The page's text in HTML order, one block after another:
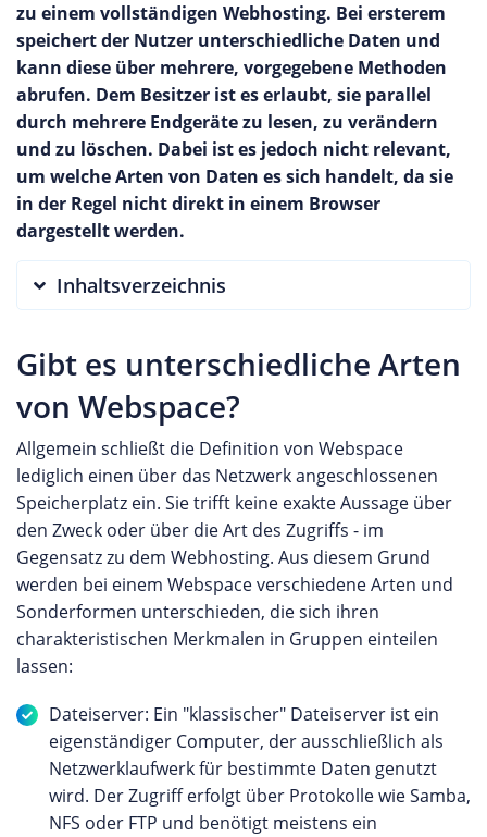
zu einem vollständigen Webhosting. Bei ersterem
speichert der Nutzer unterschiedliche Daten und
kann diese über mehrere, vorgegebene Methoden
abrufen. Dem Besitzer ist es erlaubt, sie parallel
durch mehrere Endgeräte zu lesen, zu verändern
und zu löschen. Dabei ist es jedoch nicht relevant,
um welche Arten von Daten es sich handelt, da sie
in der Regel nicht direkt in einem Browser
dargestellt werden.
Inhaltsverzeichnis
Gibt es unterschiedliche Arten
von Webspace?
Allgemein schließt die Definition von Webspace
lediglich einen über das Netzwerk angeschlossenen
Speicherplatz ein. Sie trifft keine exakte Aussage über
den Zweck oder über die Art des Zugriffs - im
Gegensatz zu dem Webhosting. Aus diesem Grund
werden bei einem Webspace verschiedene Arten und
Sonderformen unterschieden, die sich ihren
charakteristischen Merkmalen in Gruppen einteilen
lassen:
Dateiserver: Ein "klassischer" Dateiserver ist ein
eigenständiger Computer, der ausschließlich als
Netzwerklaufwerk für bestimmte Daten genutzt
wird. Der Zugriff erfolgt über Protokolle wie Samba,
NFS oder FTP und benötigt meistens ein